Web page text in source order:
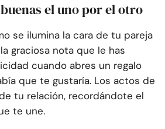
el uno por el otro
se ilumina la cara de tu pareja
graciosa nota que le has
cuando abres un regalo
que te gustaría. Los actos de
tu relación, recordándote el
te une.